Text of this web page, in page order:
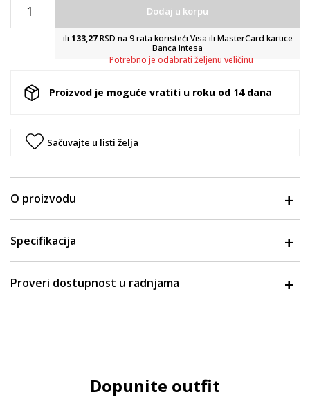
Dodaj u korpu
ili 133,27RSD na 9 rata koristeći Visa ili MasterCard kartice
Banca Intesa
Potrebno je odabrati željenu veličinu
Proizvod je moguće vratiti u roku od 14 dana
Sačuvajte u listi želja
O proizvodu
Specifikacija
Proveri dostupnost u radnjama
Dopunite outfit